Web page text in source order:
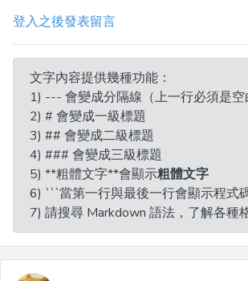
登入之後發表留言
文字內容提供幾種功能：
1) --- 會變成分隔線（上一行必須是空
2) # 會變成一級標題
3) ## 會變成二級標題
4) ### 會變成三級標題
5) **粗體文字**會顯示粗體文字
6) ```當第一行與最後一行會顯示程式
7) 請搜尋 Markdown 語法，了解各種